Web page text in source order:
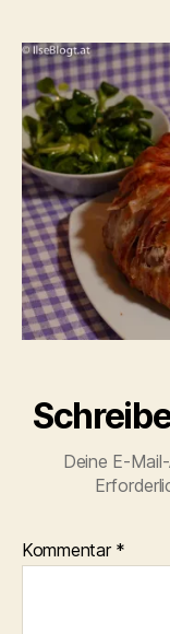
Deine E-
Kommentar *